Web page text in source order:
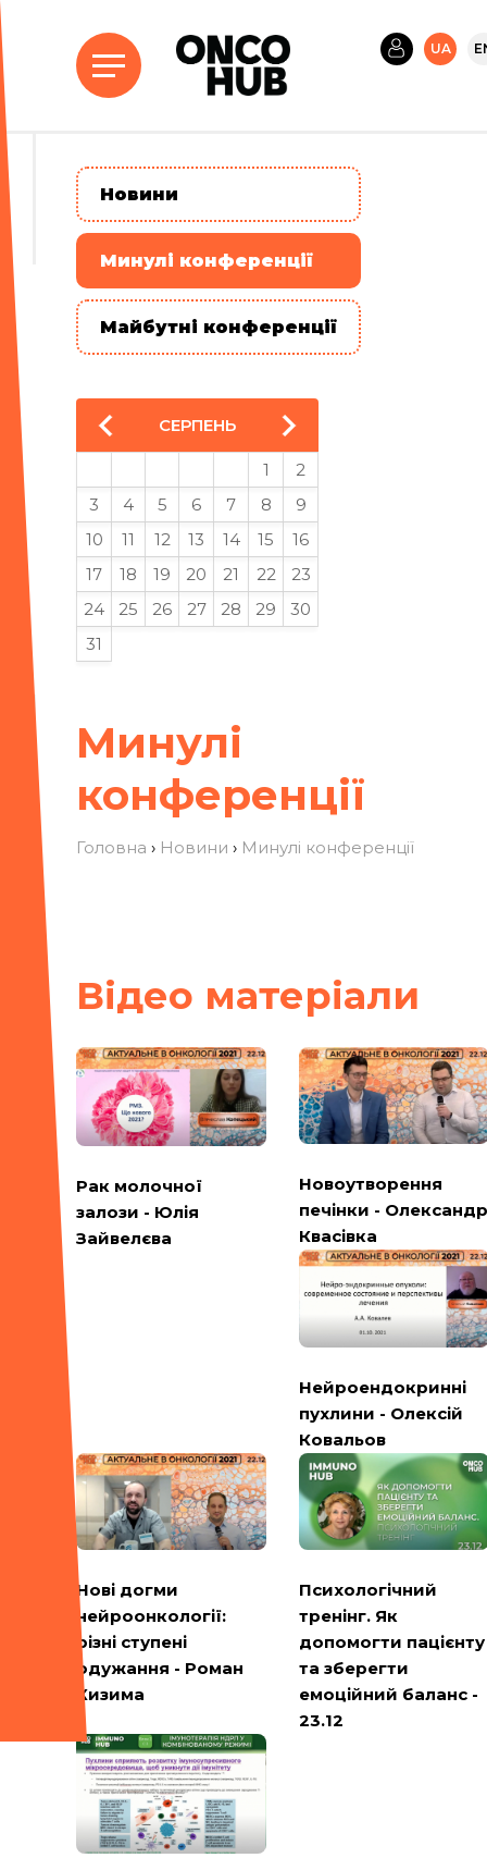
UA
Минулі
конференції
Головна › Новини › Минулі конференції
Вiдео матерiали
Рак молочної
залози - Юлія
Зайвелєва
Новоутворення
печінки - Олександр
Квасівка
Нейроендокринні
пухлини - Олексій
Ковальов
Нові догми
нейроонкології:
різні ступені
одужання - Роман
Кизима
Психологічний
тренінг. Як
допомогти пацієнту
та зберегти
емоційний баланс -
23.12
Новини
Минулі конференції
Майбутні конференції
СЕРПЕНЬ
1
2
3
4 5 6 7 8
9
10
11 12 13 14 15
16
17
18 19 20 21 22
23
24
25 26 27 28 29
30
31